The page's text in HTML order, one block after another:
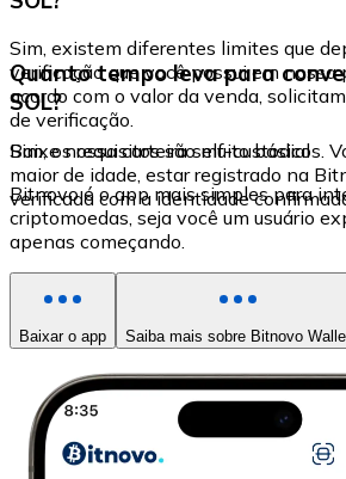
Sim, existem diferentes limites que
verificação que você possui em nossa
acordo com o valor da venda,
de verificação.
Quanto tempo leva para
SOL?
Sim, os requisitos são muito básicos.
maior de idade, estar registrado na
verificada com a identidade
Baixe nossa carteira self-custodial
Bitnovo é o app mais simples para
criptomoedas, seja você um usuário
apenas começando.
Baixar o app Saiba mais sobre Bitnovo